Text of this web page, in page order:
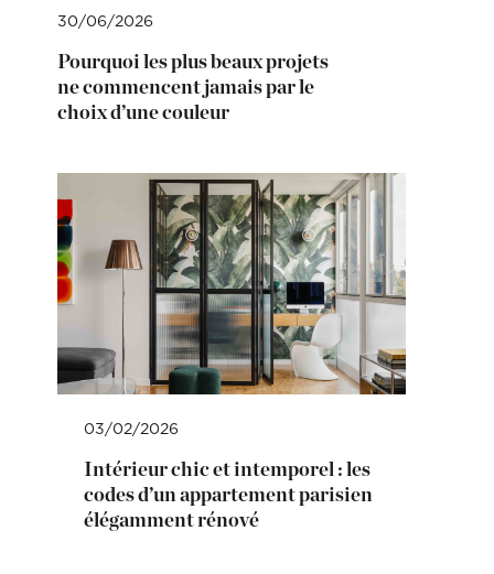
30/06/2026
Pourquoi les plus beaux projets
ne commencent jamais par le
choix d’une couleur
03/02/2026
Intérieur chic et intemporel : les
codes d’un appartement parisien
élégamment rénové